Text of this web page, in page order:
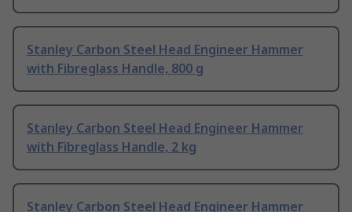
Stanley Carbon Steel Head Engineer Hammer
with Fibreglass Handle, 800 g
Stanley Carbon Steel Head Engineer Hammer
with Fibreglass Handle, 2 kg
Stanley Carbon Steel Head Engineer Hammer